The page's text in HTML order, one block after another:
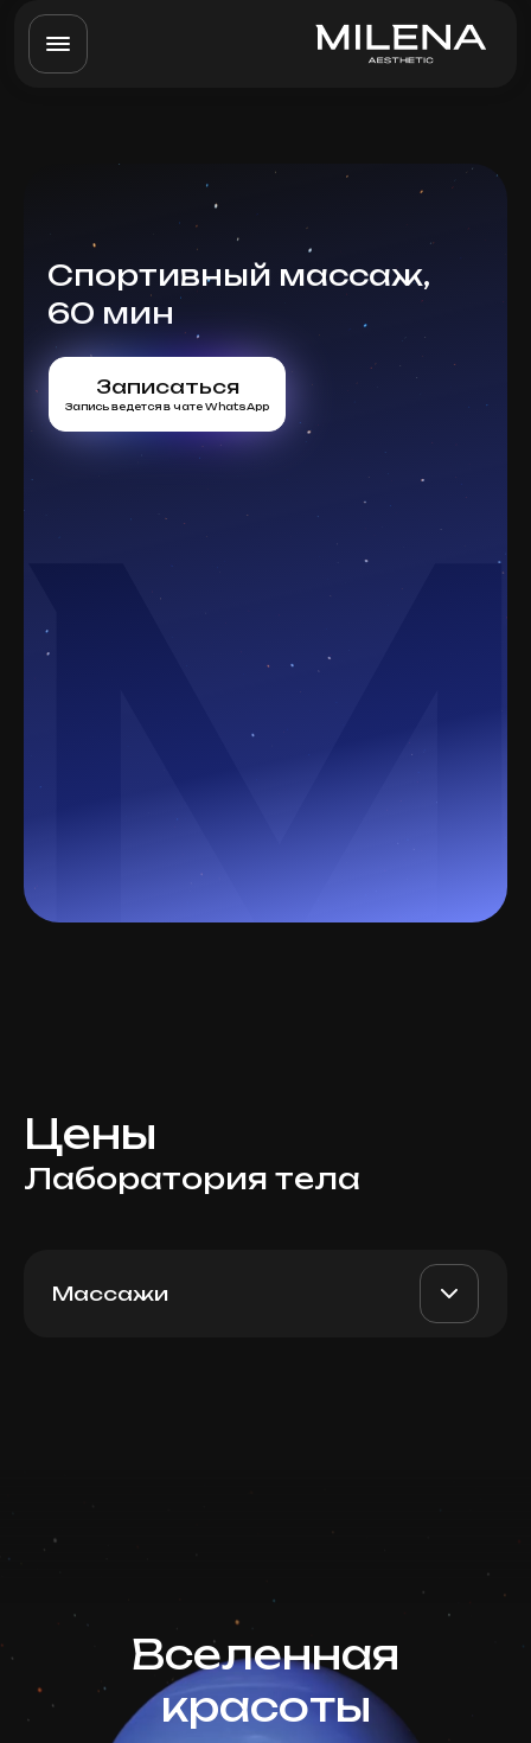
Спортивный массаж,
60 мин
Записаться
Запись ведется в чате WhatsApp
Цены
Лаборатория тела
Массажи
Вселенная
красоты